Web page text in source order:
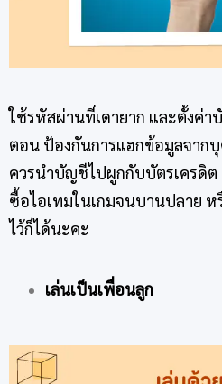
ใช้รหัสผ่านที่เดายาก และตั้งค่
ตอน ป้องกันการแฮกข้อมูลจาก
ควรนำบัญชีไปผูกกับบัตรเครดิต
ซื้อไอเทมในเกมจนบานปลาย ห
ไว้ก็ได้นะคะ
เล่นเป็นเพื่อนลูก